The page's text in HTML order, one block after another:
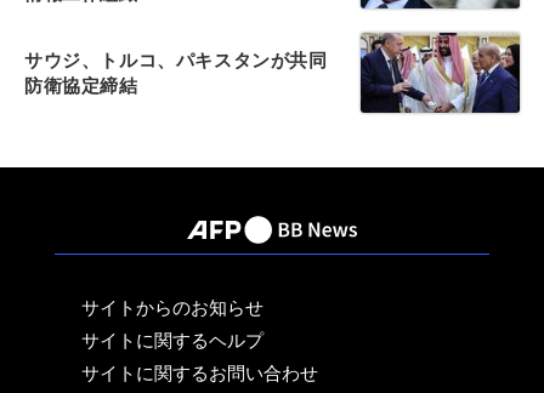
サウジ、トルコ、パキスタンが共同
防衛協定締結
サイトからのお知らせ
サイトに関するヘルプ
サイトに関するお問い合わせ